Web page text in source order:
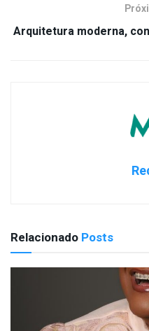
Arquitetura moderna,
Relacionado Posts